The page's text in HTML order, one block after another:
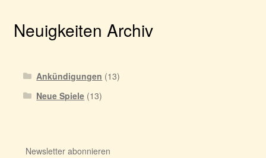
Neuigkeiten Archiv
Ankündigungen (13)
Neue Spiele (13)
Newsletter abonnieren